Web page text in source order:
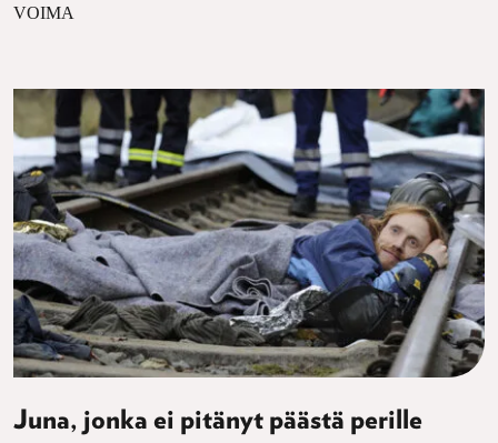
VOIMA
Juna, jonka ei pitänyt päästä perille